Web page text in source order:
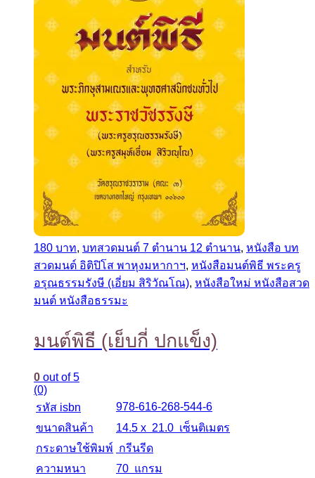
180 บาท, บทสวดมนต์ 7 ตำนาน 12 ตำนาน, หนังสือ บท
สวดมนต์ อิติปิโส พาหุงมหากาฯ, หนังสือมนต์พิธี พระครู
อรุณธรรมรังษี (เอี่ยม สิริวัณโณ), หนังสือใหม่ หนังสือสวด
มนต์ หนังสือธรรมะ
มนต์พิธี (เย็บกี่ ปกแข็ง)
0 out of 5
(0)
รหัส isbn
978-616-268-544-6
ขนาดสินค้า
14.5 x 21.0 เซ็นติเมตร
กระดาษใช้พิมพ์ กรีนรีด
ความหนา
70 แกรม